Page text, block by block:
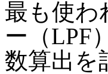
最も使わ
ー（LPF
数算出を